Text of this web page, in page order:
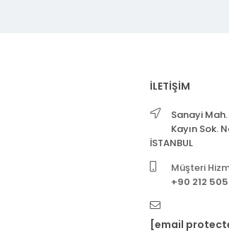
İLETİŞİM
Sanayi
Kayın Sok.
İSTANBUL
Müşteri
+90 212
[email